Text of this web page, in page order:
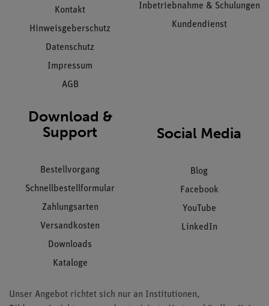
Kontakt
Hinweisgeberschutz
Datenschutz
Impressum
AGB
Inbetriebnahme & Schulungen
Kundendienst
Download &
Support
Bestellvorgang
Schnellbestellformular
Zahlungsarten
Versandkosten
Downloads
Kataloge
Social Media
Blog
Facebook
YouTube
LinkedIn
Unser Angebot richtet sich nur an Institutionen,